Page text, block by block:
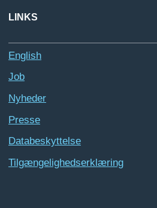
LINKS
English
Job
Nyheder
Presse
Databeskyttelse
Tilgængelighedserklæring